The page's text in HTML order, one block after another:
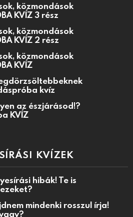
közmondások
KVÍZ 3 rész
közmondások
KVÍZ 2 rész
közmondások
KVÍZ
kvíz
az észjárásod!?
KVÍZ
KVÍZEK
hibák! Te is
mindenki rosszul írja!